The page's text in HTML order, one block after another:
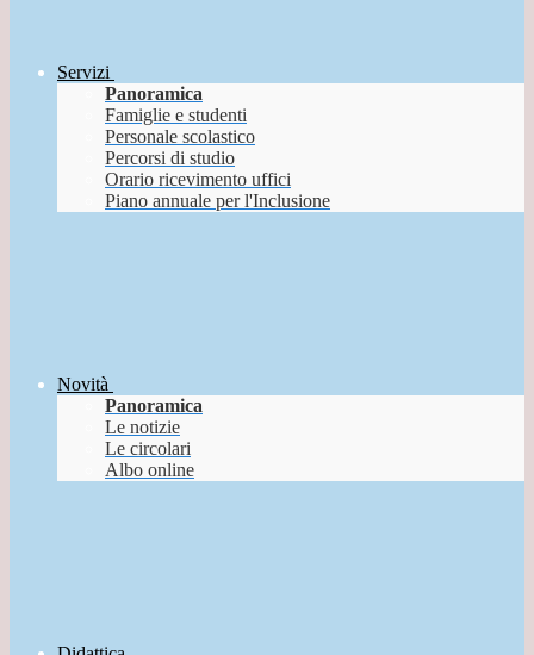
Servizi
Panoramica
Famiglie e studenti
Personale scolastico
Percorsi di studio
Orario ricevimento uffici
Piano annuale per l'Inclusione
Novità
Panoramica
Le notizie
Le circolari
Albo online